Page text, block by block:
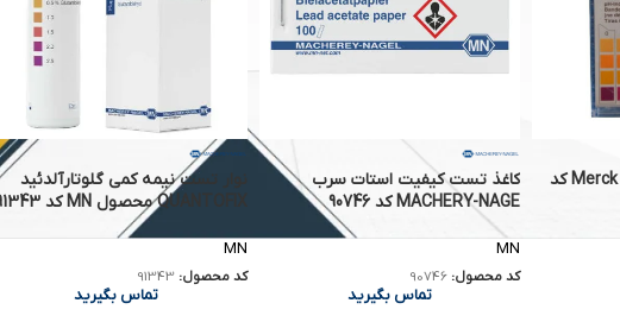
نوار تست pH 0-14 شرکت Merck کد
کاغذ تست کیفیت استات سرب
MACHERY-NAGE کد 90746
MN
کد محصول: 90746
تماس بگیرید
نوار تست نیمه کمی گلوتارآلدئید
QUANTOFIX محصول MN کد 91343
MN
کد محصول:91343
تماس بگیرید